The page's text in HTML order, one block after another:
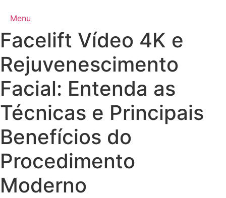
para
conteúdo
Menu
Facelift Vídeo 4K e
Rejuvenescimento
Facial: Entenda as
Técnicas e Principais
Benefícios do
Procedimento
Moderno